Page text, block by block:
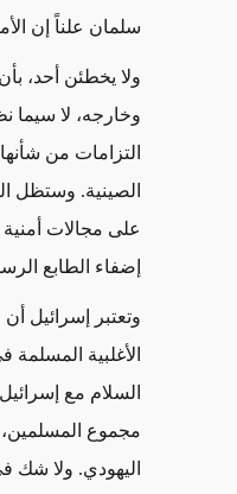
سلمان علناً إن
ولا يخطئن أحد، بأن
وخارجه، لا سيما
التزامات من
الصينية. وستظل
على مجالات
إضفاء الطابع
وتعتبر إسرائيل
الأغلبية
مجموع
اليهودي. ولا شك